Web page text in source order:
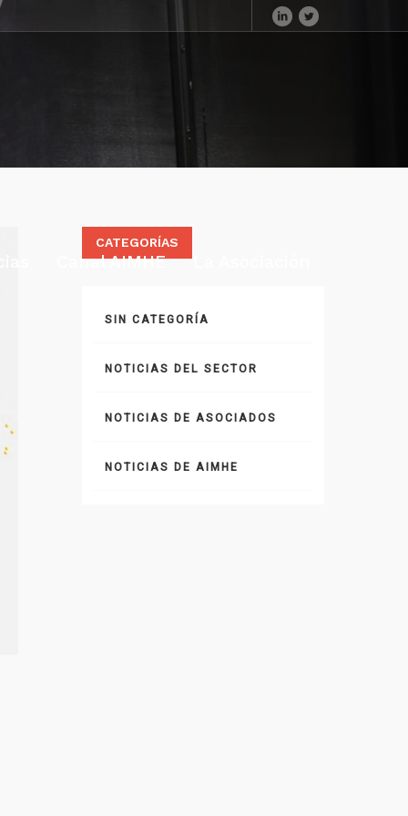
Canal AIMHE
CATEGORÍAS
SIN CATEGORÍA
NOTICIAS DEL SECTOR
NOTICIAS DE ASOCIADOS
NOTICIAS DE AIMHE